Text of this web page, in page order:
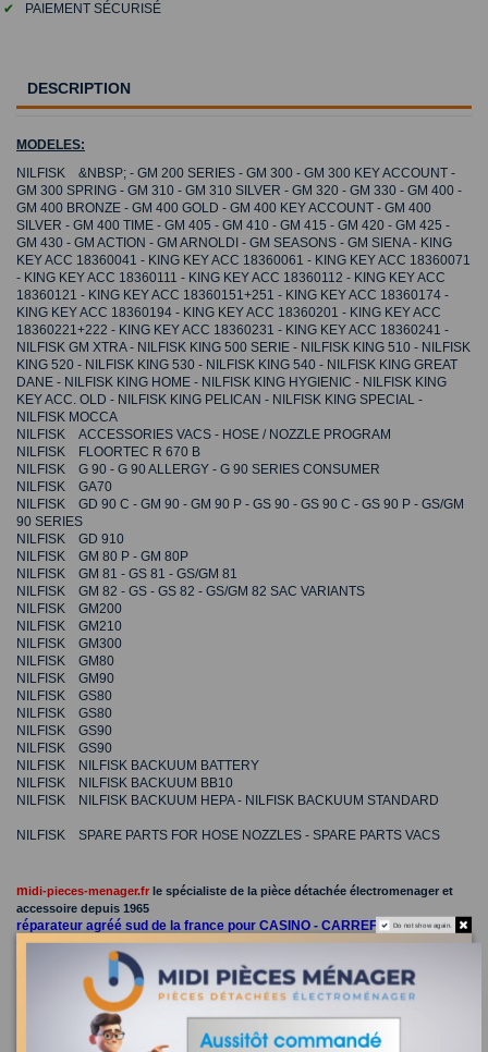
✔
PAIEMENT SÉCURISÉ
DESCRIPTION
MODELES:
NILFISK &NBSP; - GM 200 SERIES - GM 300 - GM 300 KEY ACCOUNT -
GM 300 SPRING - GM 310 - GM 310 SILVER - GM 320 - GM 330 - GM 400 -
GM 400 BRONZE - GM 400 GOLD - GM 400 KEY ACCOUNT - GM 400
SILVER - GM 400 TIME - GM 405 - GM 410 - GM 415 - GM 420 - GM 425 -
GM 430 - GM ACTION - GM ARNOLDI - GM SEASONS - GM SIENA - KING
KEY ACC 18360041 - KING KEY ACC 18360061 - KING KEY ACC 18360071
- KING KEY ACC 18360111 - KING KEY ACC 18360112 - KING KEY ACC
18360121 - KING KEY ACC 18360151+251 - KING KEY ACC 18360174 -
KING KEY ACC 18360194 - KING KEY ACC 18360201 - KING KEY ACC
18360221+222 - KING KEY ACC 18360231 - KING KEY ACC 18360241 -
NILFISK GM XTRA - NILFISK KING 500 SERIE - NILFISK KING 510 - NILFISK
KING 520 - NILFISK KING 530 - NILFISK KING 540 - NILFISK KING GREAT
DANE - NILFISK KING HOME - NILFISK KING HYGIENIC - NILFISK KING
KEY ACC. OLD - NILFISK KING PELICAN - NILFISK KING SPECIAL -
NILFISK MOCCA
NILFISK ACCESSORIES VACS - HOSE / NOZZLE PROGRAM
NILFISK FLOORTEC R 670 B
NILFISK G 90 - G 90 ALLERGY - G 90 SERIES CONSUMER
NILFISK GA70
NILFISK GD 90 C - GM 90 - GM 90 P - GS 90 - GS 90 C - GS 90 P - GS/GM
90 SERIES
NILFISK GD 910
NILFISK GM 80 P - GM 80P
NILFISK GM 81 - GS 81 - GS/GM 81
NILFISK GM 82 - GS - GS 82 - GS/GM 82 SAC VARIANTS
NILFISK GM200
NILFISK GM210
NILFISK GM300
NILFISK GM80
NILFISK GM90
NILFISK GS80
NILFISK GS80
NILFISK GS90
NILFISK GS90
NILFISK NILFISK BACKUUM BATTERY
NILFISK NILFISK BACKUUM BB10
NILFISK NILFISK BACKUUM HEPA - NILFISK BACKUUM STANDARD
NILFISK SPARE PARTS FOR HOSE NOZZLES - SPARE PARTS VACS
midi-pieces-menager.fr le spécialiste de la pièce détachée électromenager et
accessoire depuis 1965
réparateur agréé sud de la france pour CASINO - CARREFOUR -
CONFORAMA - HYPER U - BUT - BOULANGER - LEROY MERLIN -
CASTORAMA- CONNEXION- ELECTRODEPOT - LECLERC ...
suceur biseaute 32mm aspirateur nilfisk 81140900
Do not show again.